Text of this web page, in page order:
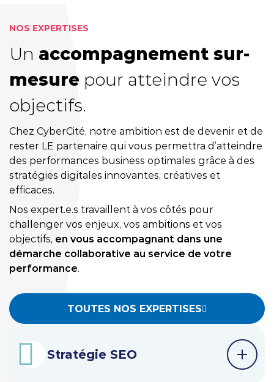
NOS EXPERTISES
Un accompagnement sur-
mesure pour atteindre vos
objectifs.
Chez CyberCité, notre ambition est de devenir et de
rester LE partenaire qui vous permettra d’atteindre
des performances business optimales grâce à des
stratégies digitales innovantes, créatives et
efficaces.
Nos expert.e.s travaillent à vos côtés pour
challenger vos enjeux, vos ambitions et vos
objectifs, en vous accompagnant dans une
démarche collaborative au service de votre
performance.
TOUTES NOS EXPERTISES
Stratégie SEO